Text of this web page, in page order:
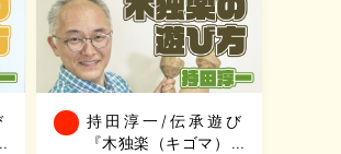
持田淳一/伝承遊び
『木独楽（キゴマ）』